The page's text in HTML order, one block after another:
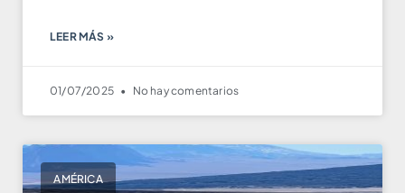
LEER MÁS »
01/07/2025 No hay comentarios
AMÉRICA